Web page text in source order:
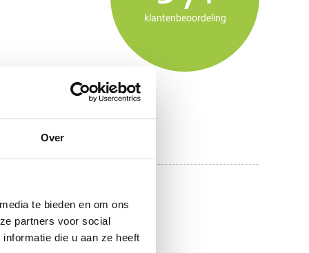
Over
te bieden en om ons
partners voor social
die u aan ze heeft
klantenbeoordeling